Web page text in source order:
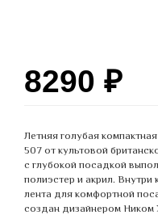
8290 ₽
Летняя голубая
507 от культовой
с глубокой посадкой
полиэстер и акрил. Внутри
лента для комфортной
создан дизайнером Ником